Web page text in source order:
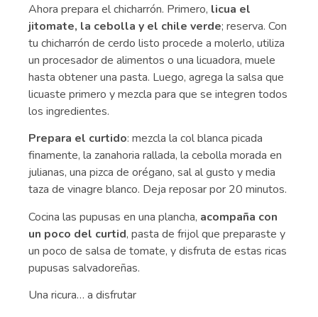
Ahora prepara el chicharrón. Primero, licua el
jitomate, la cebolla y el chile verde; reserva. Con
tu chicharrón de cerdo listo procede a molerlo, utiliza
un procesador de alimentos o una licuadora, muele
hasta obtener una pasta. Luego, agrega la salsa que
licuaste primero y mezcla para que se integren todos
los ingredientes.
Prepara el curtido: mezcla la col blanca picada
finamente, la zanahoria rallada, la cebolla morada en
julianas, una pizca de orégano, sal al gusto y media
taza de vinagre blanco. Deja reposar por 20 minutos.
Cocina las pupusas en una plancha, acompaña con
un poco del curtid, pasta de frijol que preparaste y
un poco de salsa de tomate, y disfruta de estas ricas
pupusas salvadoreñas.
Una ricura… a disfrutar